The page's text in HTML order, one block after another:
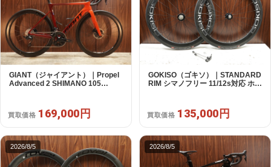
GIANT（ジャイアント）｜Propel
Advanced 2 SHIMANO 105
買取価格 169,000円
GOKISO（ゴキソ）｜STANDARD
RIM シマノフリー 11/12s対応 ホイ
買取価格 135,000円
2026/8/5 2026/8/5